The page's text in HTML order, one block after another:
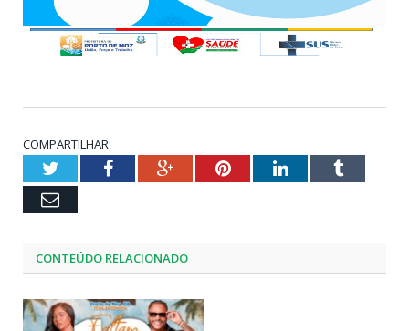
COMPARTILHAR:
TwitterFacebookGoogle+PinterestLinkedInTumblr
Email
CONTEÚDO RELACIONADO